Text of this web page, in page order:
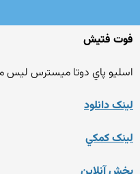
فوت فتيش
اسليو پاي دوتا ميسترس ليس
لينک دانلود
لينک کمکي